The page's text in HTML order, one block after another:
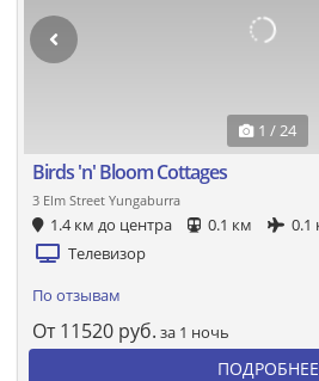
1 / 24
Birds 'n' Bloom Cottages
3 Elm Street Yungaburra
1.4 км до центра 0.1 км
0.1
Телевизор
По отзывам
От 11520 руб. за 1 ночь
ПОДРОБНЕЕ